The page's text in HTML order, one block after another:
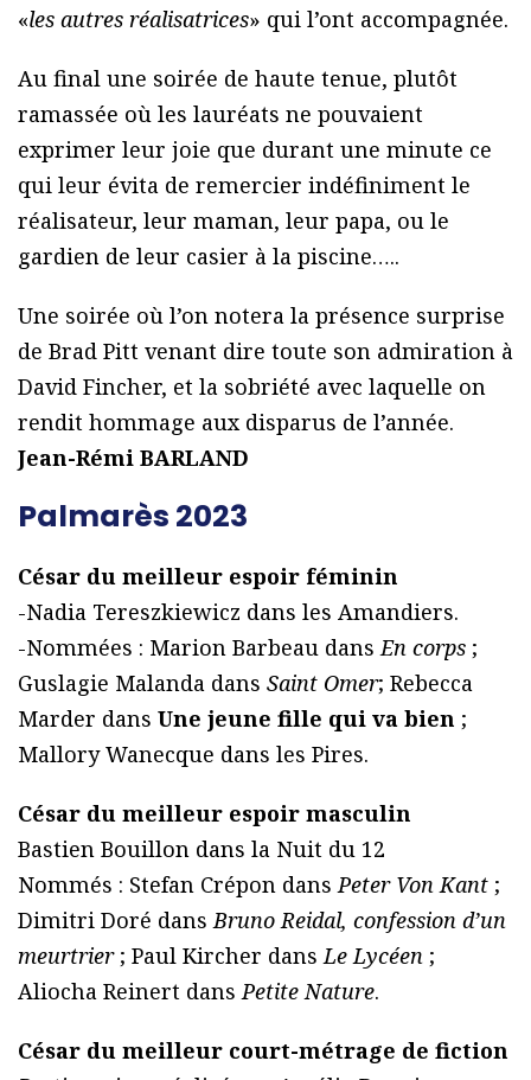
«les autres réalisatrices» qui l’ont accompagnée.
Au final une soirée de haute tenue, plutôt
ramassée où les lauréats ne pouvaient
exprimer leur joie que durant une minute ce
qui leur évita de remercier indéfiniment le
réalisateur, leur maman, leur papa, ou le
gardien de leur casier à la piscine…..
Une soirée où l’on notera la présence surprise
de Brad Pitt venant dire toute son admiration à
David Fincher, et la sobriété avec laquelle on
rendit hommage aux disparus de l’année.
Jean-Rémi BARLAND
Palmarès 2023
César du meilleur espoir féminin
-Nadia Tereszkiewicz dans les Amandiers.
-Nommées : Marion Barbeau dansEn corps ;
Guslagie Malanda dans Saint Omer; Rebecca
Marder dans Une jeune fille qui va bien ;
Mallory Wanecque dans les Pires.
César du meilleur espoir masculin
Bastien Bouillon dans la Nuit du 12
Nommés : Stefan Crépon dansPeter Von Kant ;
Dimitri Doré dansBruno Reidal, confession d’un
meurtrier; Paul Kircher dansLe Lycéen ;
Aliocha Reinert dansPetite Nature.
César du meilleur court-métrage de fiction